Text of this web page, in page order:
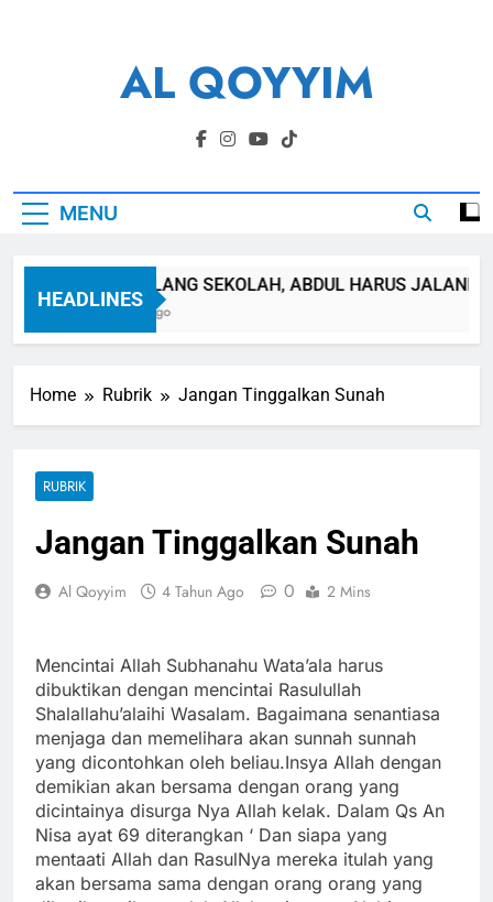
AL QOYYIM
Yayasan Al Qoyyim Sukoharjo
MENU
HEADLINES
SEPULANG SEKOLAH, ABDUL HARUS JALANI
6 Jam Ago
Home Rubrik Jangan Tinggalkan Sunah
RUBRIK
Jangan Tinggalkan Sunah
Al Qoyyim 4 Tahun Ago 0 2 Mins
Mencintai Allah Subhanahu Wata’ala harus
dibuktikan dengan mencintai Rasulullah
Shalallahu’alaihi Wasalam. Bagaimana senantiasa
menjaga dan memelihara akan sunnah sunnah
yang dicontohkan oleh beliau.Insya Allah dengan
demikian akan bersama dengan orang yang
dicintainya disurga Nya Allah kelak. Dalam Qs An
Nisa ayat 69 diterangkan ‘ Dan siapa yang
mentaati Allah dan RasulNya mereka itulah yang
akan bersama sama dengan orang orang yang